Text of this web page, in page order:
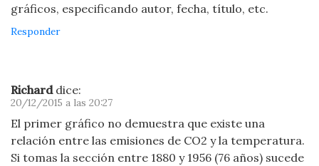
gráficos, especificando autor, fecha, título, etc.
Responder
Richard dice:
20/12/2015 a las 20:27
El primer gráfico no demuestra que existe una
relación entre las emisiones de CO2 y la temperatura.
Si tomas la sección entre 1880 y 1956 (76 años) sucede